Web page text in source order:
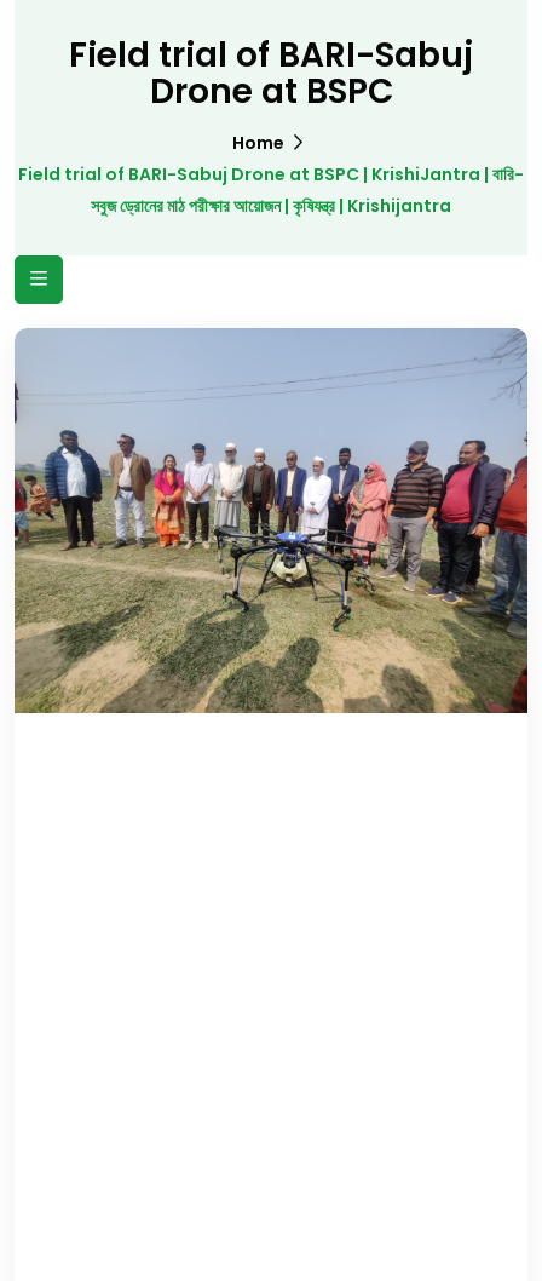
Field trial of BARI-Sabuj
Drone at BSPC
Home
Field trial of BARI-Sabuj Drone at BSPC | KrishiJantra | বারি-
সবুজ ড্রোনের মাঠ পরীক্ষার আয়োজন | কৃষিযন্ত্র | Krishijantra